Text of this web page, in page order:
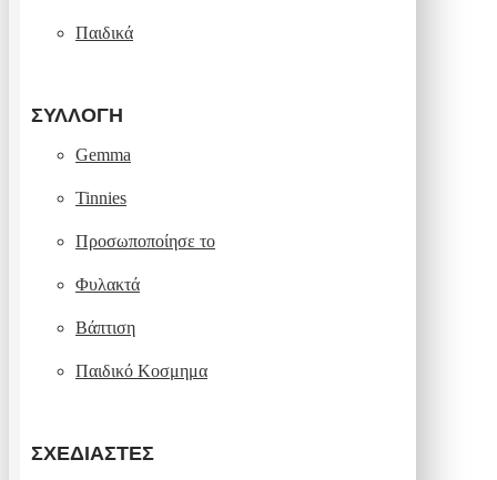
Παιδικά
ΣΥΛΛΟΓΉ
Gemma
Tinnies
Προσωποποίησε το
Φυλακτά
Βάπτιση
Παιδικό Κοσμημα
ΣΧΕΔΙΑΣΤΈΣ